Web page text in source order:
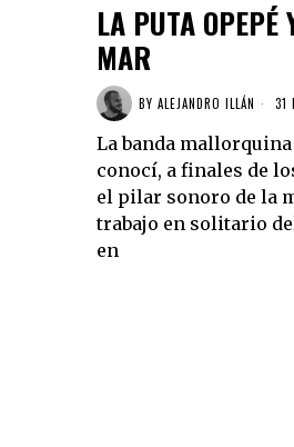
LA PUTA OPEPÉ
MAR
BY ALEJANDRO ILLÁN 31
La banda mallorquina
conocí, a finales de
el pilar sonoro de la
trabajo en solitario
en